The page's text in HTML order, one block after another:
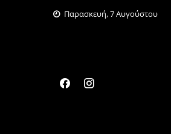
Παρασκευή, 7 Αυγούστου